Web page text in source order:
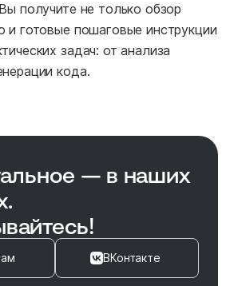
получите не только обзор
и готовые пошаговые инструкции
задач: от анализа
кода.
— в наших
ВКонтакте